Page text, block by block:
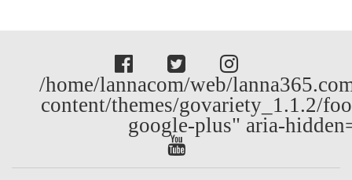
/home/lannacom/web/
content/themes/govariety_1.1.2/
google-plus" aria-